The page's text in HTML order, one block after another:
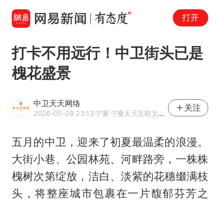
打开
打卡不用远行！中卫街头已是
槐花盛景
中卫天天网络
2026-05-09 23:13·宁夏·宁夏天天互联文化传媒有限公司 网易号优质内容创作者
关注
五月的中卫，迎来了初夏最温柔的浪漫。
大街小巷、公园林苑、河畔路旁，一株株
槐树次第绽放，洁白、淡紫的花穗缀满枝
头，将整座城市包裹在一片馥郁芬芳之